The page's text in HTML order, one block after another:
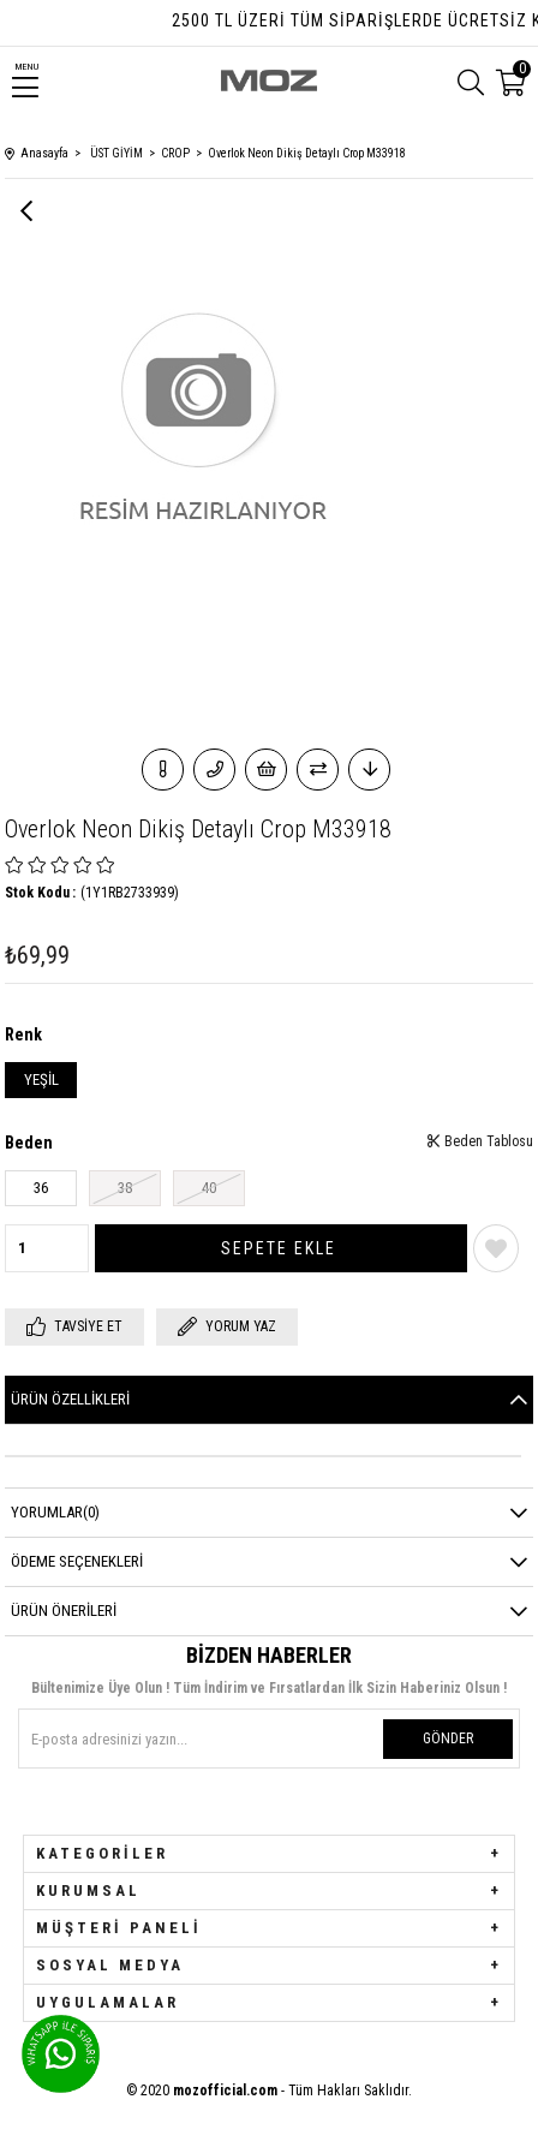
2500 TL ÜZERI TÜM SIPARIŞLERDE ÜCRETSIZ
MENU 0
Anasayfa ÜST GİYİM CROP Overlok Neon Dikiş Detaylı Crop M33918
Overlok Neon Dikiş Detaylı Crop M33918
(1Y1RB2733939)
Stok Kodu
₺69,99
Renk
YEŞİL
Beden
36 38 40
Beden Tablosu
TAVSIYE ET YORUM YAZ
ÜRÜN ÖZELLIKLERI
YORUMLAR(0)
ÖDEME SEÇENEKLERI
ÜRÜN ÖNERILERI
BIZDEN HABERLER
Bültenimize Üye Olun ! Tüm İndirim ve Fırsatlardan İlk Sizin Haberiniz Olsun !
GÖNDER
KATEGORILER
KURUMSAL
MÜŞTERI PANELI
SOSYAL MEDYA
UYGULAMALAR
© 2020 mozofficial.com - Tüm Hakları Saklıdır.